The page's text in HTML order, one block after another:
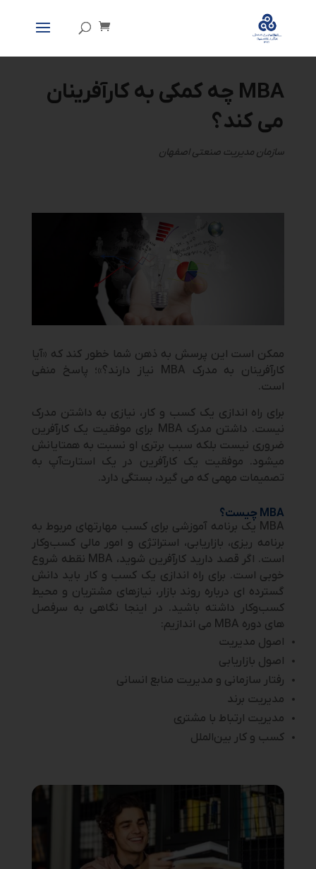
MBA چه کمکی به کارآفرینان
می­ کند؟
سازمان مدیریت صنعتی اصفهان
ممکن است این پرسش به ذهن شما خطور کند که «آیا
کارآفرینان به مدرک MBA نیاز دارند؟»؛ پاسخ منفی
است.
برای راه ­اندازی یک کسب و کار، نیازی به داشتن مدرک
نیست. داشتن مدرک MBA برای موفقیت یک کارآفرین
ضروری نیست بلکه سبب برتری او نسبت به همتایانش
می­شود. موفقیت یک کارآفرین در یک استارت‌آپ به
تصمیمات مهمی که می گیرد، بستگی دارد.
MBA چیست؟
MBA یک برنامه آموزشی برای کسب مهارت­های مربوط به
برنامه ­ریزی، بازاریابی، استراتژی و امور مالی کسب‌و‌کار
است. اگر قصد دارید کارآفرین شوید، MBA نقطه شروع
خوبی است. برای راه ­اندازی یک کسب و کار باید دانش
گسترده ­ای درباره روند بازار، نیازهای مشتریان و محیط
کسب‌و‌کار داشته باشید. در اینجا نگاهی به سرفصل
های دوره MBA می­ اندازیم:
اصول مدیریت
اصول بازاریابی
رفتار سازمانی و مدیریت منابع انسانی
مدیریت برند
مدیریت ارتباط با مشتری
کسب‌ و کار بین‌الملل